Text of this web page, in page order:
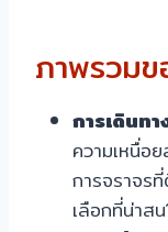
ภาพรวม
การเดินท
ความเหนื่อ
การจราจร
เลือกที่น่าส